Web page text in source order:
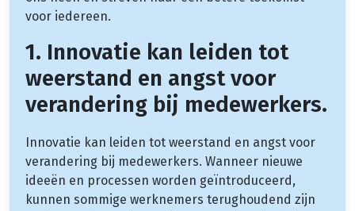
voor iedereen.
1. Innovatie kan leiden tot
weerstand en angst voor
verandering bij medewerkers.
Innovatie kan leiden tot weerstand en angst voor
verandering bij medewerkers. Wanneer nieuwe
ideeën en processen worden geïntroduceerd,
kunnen sommige werknemers terughoudend zijn